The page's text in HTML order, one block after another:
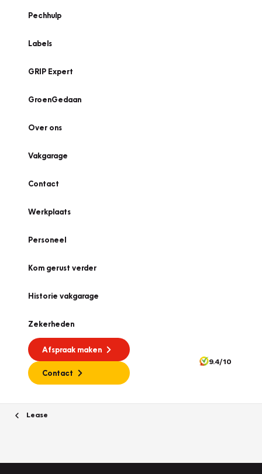
Pechhulp
Labels
GRIP Expert
GroenGedaan
Over ons
Vakgarage
Contact
Werkplaats
Personeel
Kom gerust verder
Historie vakgarage
Zekerheden
Afspraak maken
Contact
9.4/10
Lease